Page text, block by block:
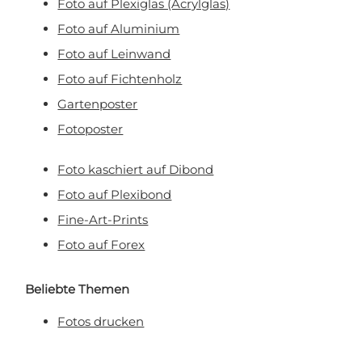
Foto auf Plexiglas (Acrylglas)
Foto auf Aluminium
Foto auf Leinwand
Foto auf Fichtenholz
Gartenposter
Fotoposter
Foto kaschiert auf Dibond
Foto auf Plexibond
Fine-Art-Prints
Foto auf Forex
Beliebte Themen
Fotos drucken